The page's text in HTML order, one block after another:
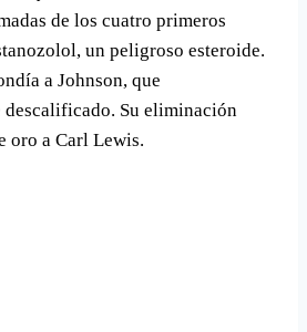
de los cuatro primeros
un peligroso esteroide.
a Johnson, que
descalificado. Su eliminación
oro a Carl Lewis.